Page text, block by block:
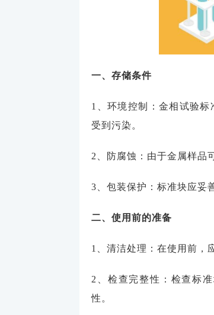
一、存储条件
1、环境控制：金相试验
受到污染。
2、防腐蚀：由于金属样品
3、包装保护：标准块应妥
二、使用前的准备
1、清洁处理：在使用前，
2、检查完整性：检查标
性。